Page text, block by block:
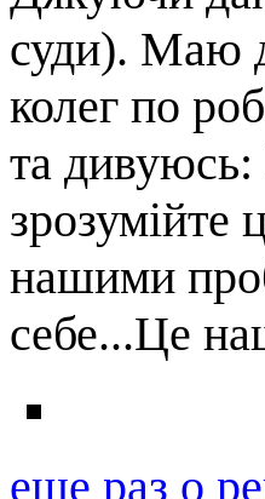
суди). Маю
колег по
та
зрозумійте
нашими
себе...Це
еще раз о